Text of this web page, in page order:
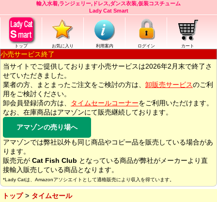
輸入水着,ランジェリー,ドレス,ダンス衣装,仮装コスチューム
Lady Cat Smart
トップ お気に入り 利用案内 ログイン カート
小売サービス終了
当サイトでご提供しております小売サービスは2026年2月末で終了さ
せていただきました。
業者の方、まとまったご注文をご検討の方は、 卸販売サービスのご利
用をご検討ください。
卸会員登録済の方は、
タイムセールコーナーをご利用いただけます。
なお、在庫商品はアマゾンにて販売継続しております。
アマゾンの売り場へ
アマゾンでは弊社以外も同じ商品やコピー品を販売している場合があ
ります。
販売元が Cat Fish Club となっている商品が弊社がメーカーより直
接輸入販売している商品となります。
*Lady Catは、Amazonアソシエイトとして適格販売により収入を得ています。
トップ
タイムセール